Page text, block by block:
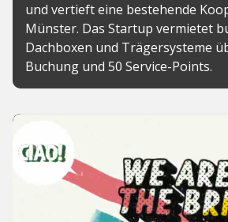
und vertieft eine bestehende
Münster. Das Startup vermietet
Dachboxen und Trägersysteme
Buchung und 50 Service-Points.